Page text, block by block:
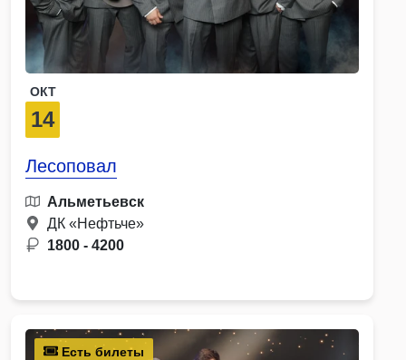
ОКТ
14
Лесоповал
Альметьевск
ДК «Нефтьче»
1800 - 4200
Есть билеты